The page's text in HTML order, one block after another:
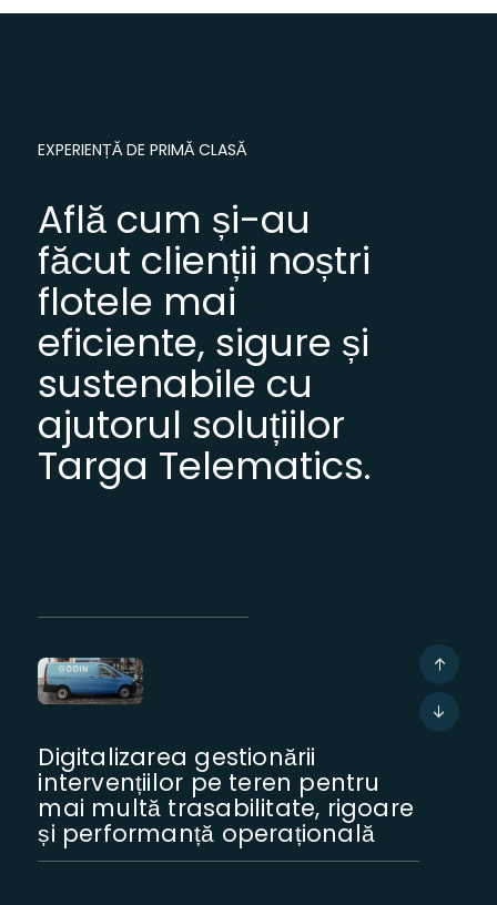
EXPERIENȚĂ DE PRIMĂ CLASĂ
Află cum și-au
făcut clienții noștri
flotele mai
eficiente, sigure și
sustenabile cu
ajutorul soluțiilor
Targa Telematics.
Digitalizarea gestionării
intervențiilor pe teren pentru
mai multă trasabilitate, rigoare
și performanță operațională